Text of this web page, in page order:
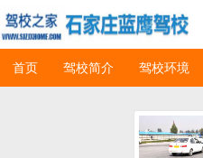
首页 驾校简介 驾校环境